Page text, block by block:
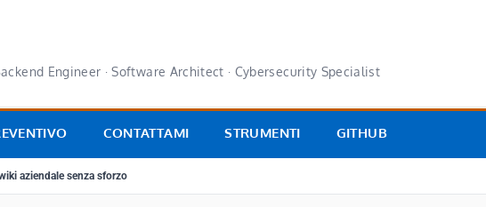
Engineer · Software Architect · Cybersecurity Specialist
CONTATTAMI STRUMENTI GITHUB
aziendale senza sforzo